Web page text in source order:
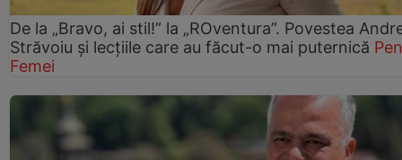
De la „Bravo, ai stil!” la „ROventura”. Povestea
Străvoiu și lecțiile care au făcut-o mai puternică
Femei